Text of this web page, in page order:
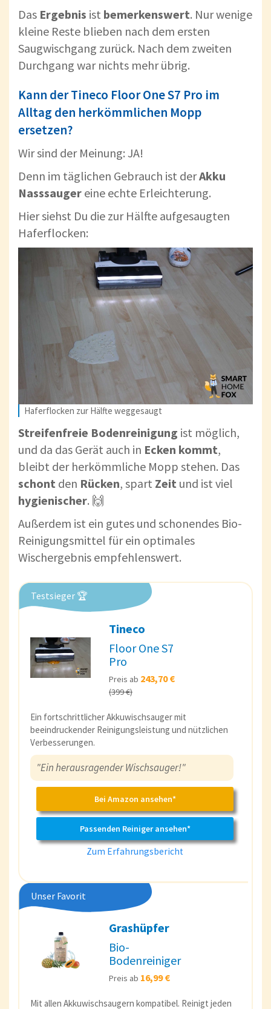
Das Ergebnis ist bemerkenswert. Nur wenige
kleine Reste blieben nach dem ersten
Saugwischgang zurück. Nach dem zweiten
Durchgang war nichts mehr übrig.
Kann der Tineco Floor One S7 Pro im
Alltag den herkömmlichen Mopp
ersetzen?
Wir sind der Meinung: JA!
Denn im täglichen Gebrauch ist derAkku
Nasssauger eine echte Erleichterung.
Hier siehst Du die zur Hälfte aufgesaugten
Haferflocken:
Haferflocken zur Hälfte weggesaugt
Streifenfreie Bodenreinigung ist möglich,
und da das Gerät auch in Ecken kommt,
bleibt der herkömmliche Mopp stehen. Das
schont den Rücken, spart Zeit und ist viel
hygienischer. 🙌
Außerdem ist ein gutes und schonendes Bio-
Reinigungsmittel für ein optimales
Wischergebnis empfehlenswert.
Testsieger 🏆
Tineco
Floor One S7
Pro
Preis ab 243,70 €
(399 €)
Ein fortschrittlicher Akkuwischsauger mit
beeindruckender Reinigungsleistung und nützlichen
Verbesserungen.
"Ein herausragender Wischsauger!"
Bei Amazon ansehen*
Passenden Reiniger ansehen*
Zum Erfahrungsbericht
Unser Favorit
Grashüpfer
Bio-
Bodenreiniger
Preis ab 16,99 €
Mit allen Akkuwischsaugern kompatibel. Reinigt jeden